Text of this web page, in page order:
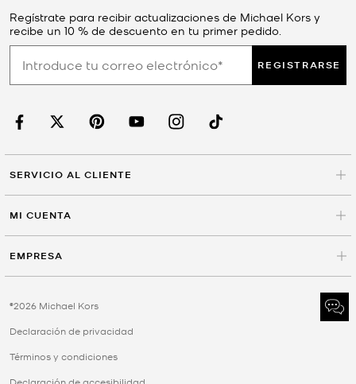
Regístrate para recibir actualizaciones de Michael Kors y
recibe un 10 % de descuento en tu primer pedido.
REGISTRARSE
SERVICIO AL CLIENTE
MI CUENTA
EMPRESA
©2026 Michael Kors
Declaración de privacidad
Términos y condiciones
Declaración de accesibilidad